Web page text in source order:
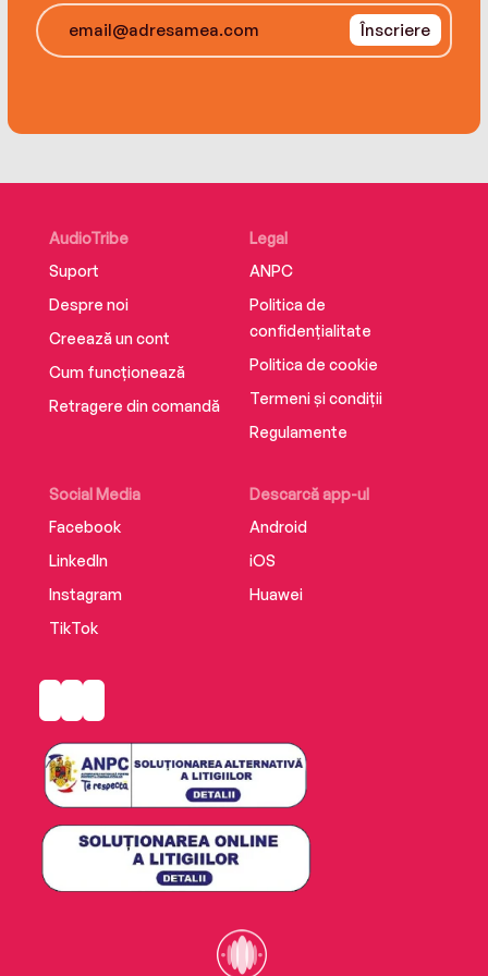
Înscriere
AudioTribe
Suport
Despre noi
Creează un cont
Cum funcționează
Retragere din comandă
Social Media
Facebook
LinkedIn
Instagram
TikTok
Descarcă app-ul
Android
iOS
Huawei
Legal
ANPC
Politica de
confidențialitate
Politica de cookie
Termeni și condiții
Regulamente